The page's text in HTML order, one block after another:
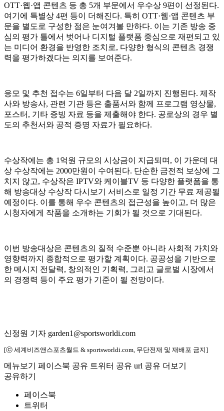
OTT·웹·앱 콘텐츠 등 총 5개 부문에서 우수상 9편이 선정된다.
여기에 특별상 4편 등이 더해진다. 특히 OTT·웹·앱 콘텐츠 부
문을 별도로 구성한 점은 눈여겨볼 만하다. 이는 기존 방송 중
심의 평가 틀에서 벗어나 디지털 플랫폼 중심으로 재편되고 있
는 미디어 환경을 반영한 조치로, 다양한 형식의 콘텐츠 경쟁
력을 평가하겠다는 의지를 보여준다.
응모 및 추천 접수는 6일부터 다음 달 2일까지 진행된다. 제작
사와 방송사, 관련 기관 등은 출품서와 함께 프로그램 영상물,
포스터, 기타 증빙 자료 등을 제출해야 한다. 공로상의 경우 별
도의 추천서와 공적 증명 자료가 필요하다.
수상작에는 총 1억원 규모의 시상금이 지급되며, 이 가운데 대
상 수상작에는 2000만원이 수여된다. 단순한 금전적 보상에 그
치지 않고, 수상작은 IPTV와 케이블TV 등 다양한 플랫폼을 통
해 방송대상 수상작 다시보기 서비스로 일정 기간 무료 제공될
예정이다. 이를 통해 우수 콘텐츠의 접근성을 높이고, 더 많은
시청자에게 작품을 소개하는 기회가 될 것으로 기대된다.
이번 방송대상은 콘텐츠의 질적 수준뿐 아니라 사회적 가치와
영향력까지 종합적으로 평가할 계획이다. 공공성을 기반으로
한 메시지 전달력, 창의적인 기획력, 그리고 글로벌 시장에서
의 경쟁력 등이 주요 평가 기준이 될 전망이다.
신정원 기자 garden1@sportsworldi.com
[ⓒ 세계비즈앤스포츠월드 & sportsworldi.com, 무단전재 및 재배포 금지]
메뉴보기 페이스북 공유 트위터 공유 url 공유 더보기
공유하기
페이스북
트위터